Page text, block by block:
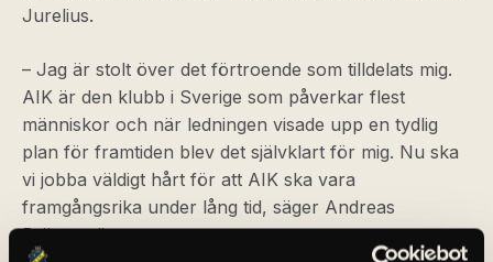
Jurelius.
– Jag är stolt över det förtroende som tilldelats mig.
AIK är den klubb i Sverige som påverkar flest
människor och när ledningen visade upp en tydlig
plan för framtiden blev det självklart för mig. Nu ska
vi jobba väldigt hårt för att AIK ska vara
framgångsrika under lång tid, säger Andreas
Brännström.